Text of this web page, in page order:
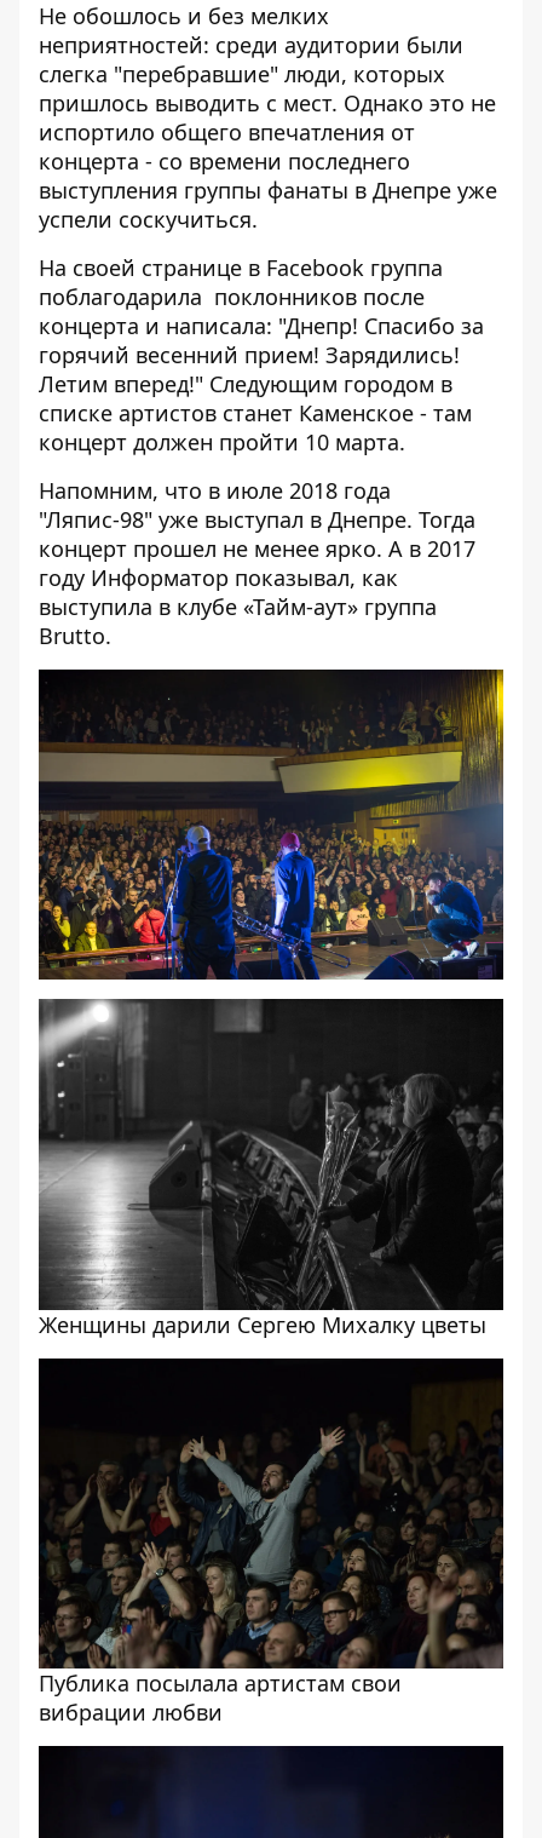
Не обошлось и без мелких
неприятностей: среди аудитории были
слегка "перебравшие" люди, которых
пришлось выводить с мест. Однако это не
испортило общего впечатления от
концерта - со времени последнего
выступления группы фанаты в Днепре уже
успели соскучиться.
На своей странице в Facebook группа
поблагодарила поклонников после
концерта и написала: "Днепр! Спасибо за
горячий весенний прием! Зарядились!
Летим вперед!" Следующим городом в
списке артистов станет Каменское - там
концерт должен пройти 10 марта.
Напомним, что в июле 2018 года
"Ляпис-98" уже выступал в Днепре. Тогда
концерт прошел не менее ярко. А в 2017
году Информатор показывал, как
выступила в клубе «Тайм-аут» группа
Brutto.
Женщины дарили Сергею Михалку цветы
Публика посылала артистам свои
вибрации любви